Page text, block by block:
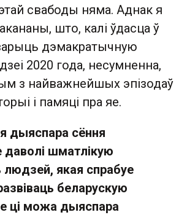
свабоды няма. Аднак я
што, калі ўдасца ў
дэмакратычную
2020 года, несумненна,
з найважнейшых эпізодаў
і памяці пра яе.
дыяспара сёння
даволі шматлікую
людзей, якая спрабуе
беларускую
ці можа дыяспара